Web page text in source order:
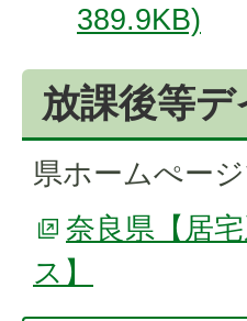
389.9KB)
放課後等
県ホームぺー
奈良県【居
ス】